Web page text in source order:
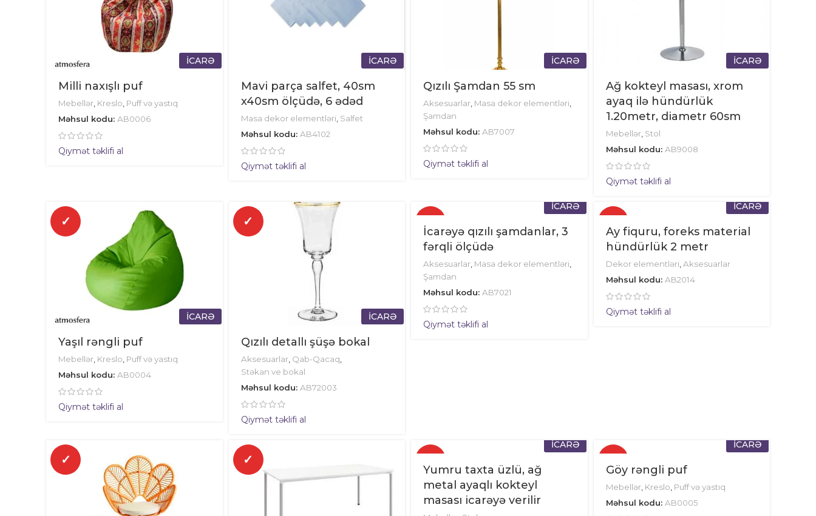
İCARƏ
Milli naxışlı puf
Mebellər Kreslo Puff və yastıq
Məhsul kodu: AB0006
Qiymət təklifi al
İCARƏ
Mavi parça salfet, 40sm
x40sm ölçüdə, 6 ədəd
Masa dekor elementləri Salfet
Məhsul kodu: AB4102
Qiymət təklifi al
İCARƏ
Qızılı Şamdan 55 sm
Aksesuarlar Masa dekor elementləri
Şamdan
Məhsul kodu: AB7007
Qiymət təklifi al
İCARƏ
Ağ kokteyl masası, xrom
ayaq ilə hündürlük
1.20metr, diametr 60sm
Mebellər, Stol
Məhsul kodu: AB9008
Qiymət təklifi al
İCARƏ
✓
Yaşıl rəngli puf
Mebellər Kreslo Puff və yastıq
Məhsul kodu: AB0004
Qiymət təklifi al
İCARƏ
✓
Qızılı detallı şüşə bokal
Aksesuarlar, Qab-Qacaq
Stəkan ve bokal
Məhsul kodu: AB72003
Qiymət təklifi al
İCARƏ
İcarəyə qızılı şamdanlar, 3
fərqli ölçüdə
Aksesuarlar Masa dekor elementləri
Şamdan
Məhsul kodu: AB7021
Qiymət təklifi al
İCARƏ
Ay fiquru, foreks material
hündürlük 2 metr
Dekor elementləri Aksesuarlar
Məhsul kodu: AB2014
Qiymət təklifi al
✓ ✓
İCARƏ
Yumru taxta üzlü, ağ
metal ayaqlı kokteyl
masası icarəyə verilir
İCARƏ
Göy rəngli puf
Mebellər, Kreslo Puff və yastıq
Məhsul kodu: AB0005